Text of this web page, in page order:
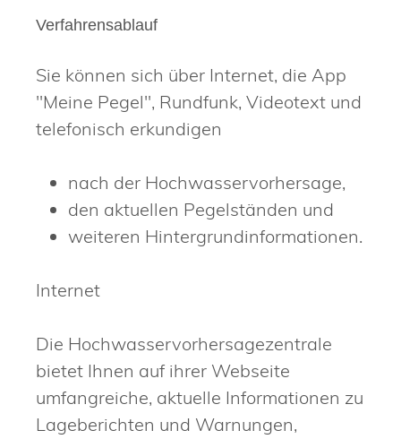
Verfahrensablauf
Sie können sich über Internet, die App
"Meine Pegel", Rundfunk, Videotext und
telefonisch erkundigen
nach der Hochwasservorhersage,
den aktuellen Pegelständen und
weiteren Hintergrundinformationen.
Internet
Die Hochwasservorhersagezentrale
bietet Ihnen auf ihrer Webseite
umfangreiche, aktuelle Informationen zu
Lageberichten und Warnungen,